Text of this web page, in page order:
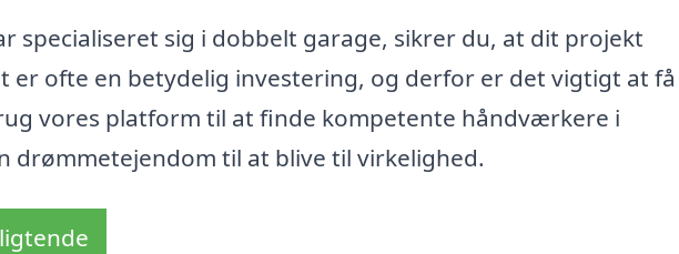
specialiseret sig i dobbelt garage, sikrer du, at dit projekt
er ofte en betydelig investering, og derfor er det vigtigt at få
vores platform til at finde kompetente håndværkere i
drømmetejendom til at blive til virkelighed.